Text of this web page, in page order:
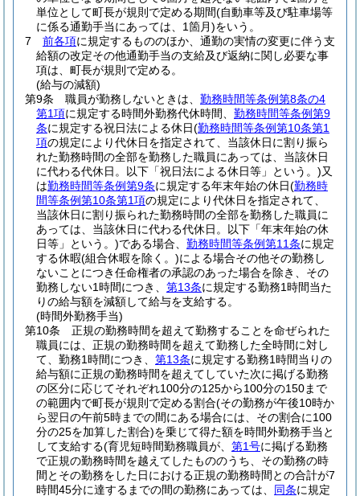
単位として町長が規則で定める期間(自動車等及び駐車場等
に係る通勤手当にあっては、1箇月)をいう。
7
前各項に規定するもののほか、通勤の実情の変更に伴う支
給額の改定その他通勤手当の支給及び返納に関し必要な事
項は、町長が規則で定める。
(給与の減額)
第9条
職員が勤務しないときは、 勤務時間等条例第8条の4
第1項に規定する時間外勤務代休時間、 勤務時間等条例第9
条に規定する祝日法による休日(勤務時間等条例第10条第1
項の規定により代休日を指定されて、当該休日に割り振ら
れた勤務時間の全部を勤務した職員にあっては、当該休日
に代わる代休日。以下「祝日法による休日等」という。)又
は勤務時間等条例第9条に規定する年末年始の休日(勤務時
間等条例第10条第1項の規定により代休日を指定されて、
当該休日に割り振られた勤務時間の全部を勤務した職員に
あっては、当該休日に代わる代休日。以下「年末年始の休
日等」という。)である場合、 勤務時間等条例第11条に規定
する休暇(組合休暇を除く。)による場合その他その勤務し
ないことにつき任命権者の承認のあった場合を除き、その
勤務しない1時間につき、 第13条に規定する勤務1時間当た
りの給与額を減額して給与を支給する。
(時間外勤務手当)
第10条
正規の勤務時間を超えて勤務することを命ぜられた
職員には、正規の勤務時間を超えて勤務した全時間に対し
て、勤務1時間につき、 第13条に規定する勤務1時間当りの
給与額に正規の勤務時間を超えてしていた次に掲げる勤務
の区分に応じてそれぞれ100分の125から100分の150まで
の範囲内で町長が規則で定める割合(その勤務が午後10時か
ら翌日の午前5時までの間にある場合には、その割合に100
分の25を加算した割合)を乗じて得た額を時間外勤務手当と
して支給する(育児短時間勤務職員が、 第1号に掲げる勤務
で正規の勤務時間を越えてしたもののうち、その勤務の時
間とその勤務をした日における正規の勤務時間との合計が7
時間45分に達するまでの間の勤務にあっては、 同条に規定